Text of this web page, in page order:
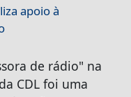
apoio à
de rádio" na
CDL foi uma